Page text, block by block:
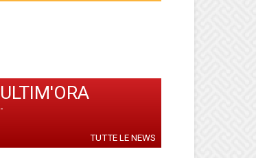
ULTIM'ORA
-
TUTTE LE NEWS